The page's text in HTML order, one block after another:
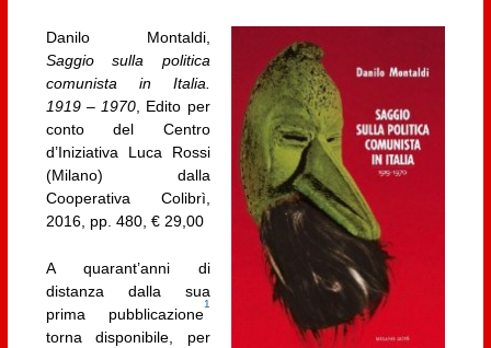
Danilo Montaldi,
Saggio sulla politica
comunista in Italia.
1919 – 1970 , Edito per
conto del Centro
d’Iniziativa Luca Rossi
(Milano) dalla
Cooperativa Colibrì,
2016, pp. 480, € 29,00
A quarant’anni di
distanza dalla sua
prima pubblicazione
1
torna disponibile, per